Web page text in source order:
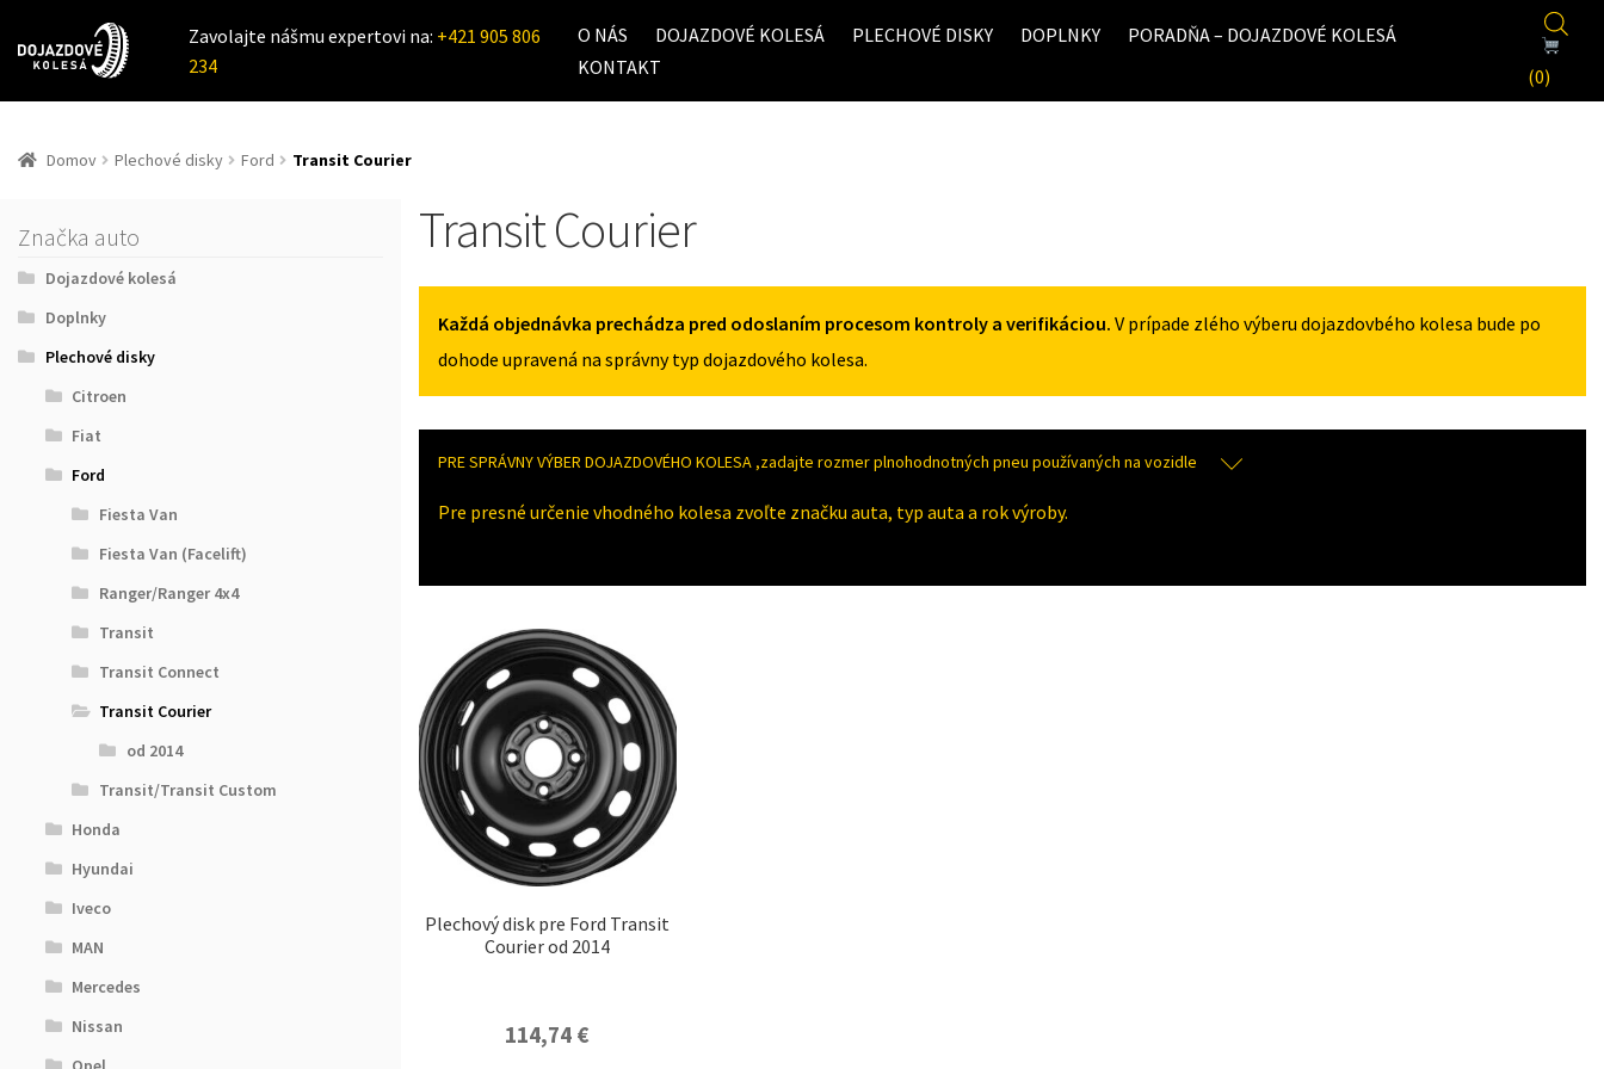
Zavolajte nášmu expertovi na: +421 905 806
234
O NÁS DOJAZDOVÉ KOLESÁ PLECHOVÉ DISKY DOPLNKY
PORADŇA – DOJAZDOVÉ KOLESÁ
KONTAKT
(0)
Domov Plechové disky Ford Transit Courier
Značka auto
Dojazdové kolesá
Doplnky
Plechové disky
Citroen
Fiat
Ford
Fiesta Van
Fiesta Van (Facelift)
Ranger/Ranger 4x4
Transit
Transit Connect
Transit Courier
od 2014
Transit/Transit Custom
Honda
Hyundai
Iveco
MAN
Mercedes
Nissan
Transit Courier
Každá objednávka prechádza pred odoslaním procesom kontroly a verifikáciou. V prípade zlého výberu dojazdovbého kolesa bude po
dohode upravená na správny typ dojazdového kolesa.
PRE SPRÁVNY VÝBER DOJAZDOVÉHO KOLESA ,zadajte rozmer plnohodnotných pneu používaných na vozidle
Pre presné určenie vhodného kolesa zvoľte značku auta, typ auta a rok výroby.
Plechový disk pre Ford Transit
Courier od 2014
114,74 €